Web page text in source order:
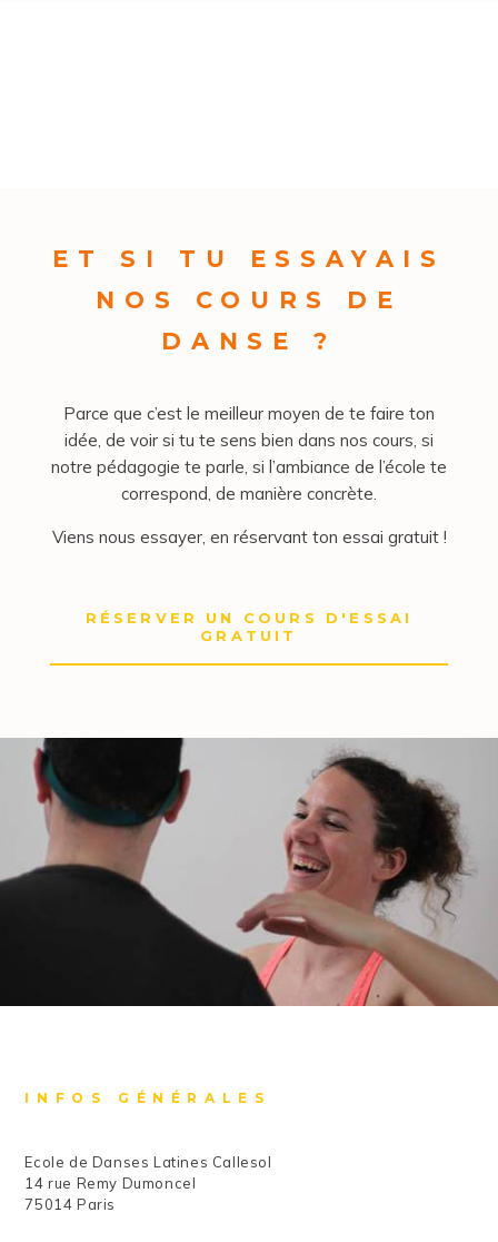
ET SI TU ESSAYAIS
NOS COURS DE
DANSE ?
Parce que c’est le meilleur moyen de te faire ton
idée, de voir si tu te sens bien dans nos cours, si
notre pédagogie te parle, si l’ambiance de l’école te
correspond, de manière concrète.
Viens nous essayer, en réservant ton essai gratuit !
RÉSERVER UN COURS D'ESSAI
GRATUIT
INFOS GÉNÉRALES
Ecole de Danses Latines Callesol
14 rue Remy Dumoncel
75014 Paris